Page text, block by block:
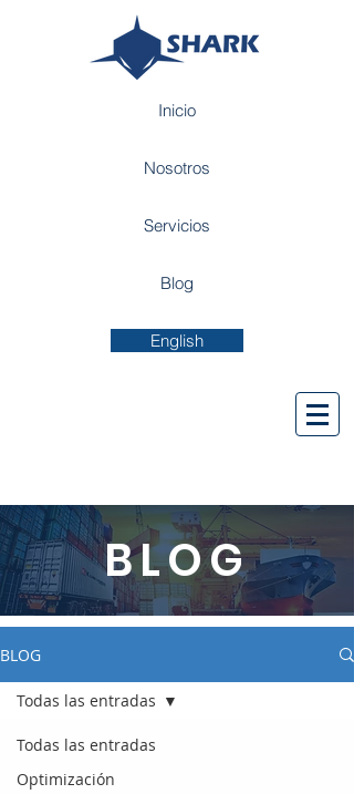
Inicio
Nosotros
Servicios
Blog
English
BLOG
BLOG
Todas las entradas
Optimización
Todas las entradas